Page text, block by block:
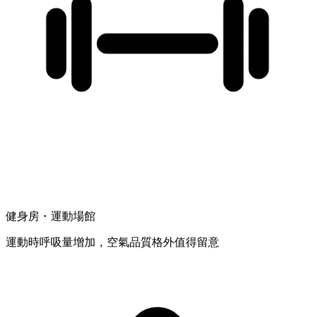
健身房・運動場館
運動時呼吸量增加，空氣品質格外值得留意